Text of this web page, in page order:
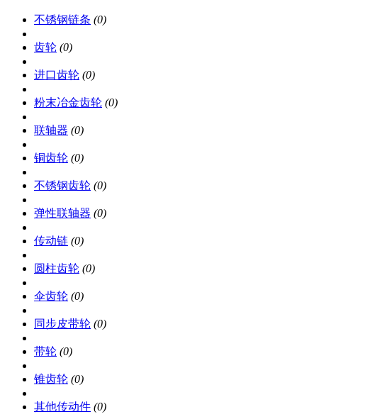
不锈钢链条 (0)
齿轮 (0)
进口齿轮 (0)
粉末冶金齿轮 (0)
联轴器 (0)
铜齿轮 (0)
不锈钢齿轮 (0)
弹性联轴器 (0)
传动链 (0)
圆柱齿轮 (0)
伞齿轮 (0)
同步皮带轮 (0)
带轮 (0)
锥齿轮 (0)
其他传动件 (0)